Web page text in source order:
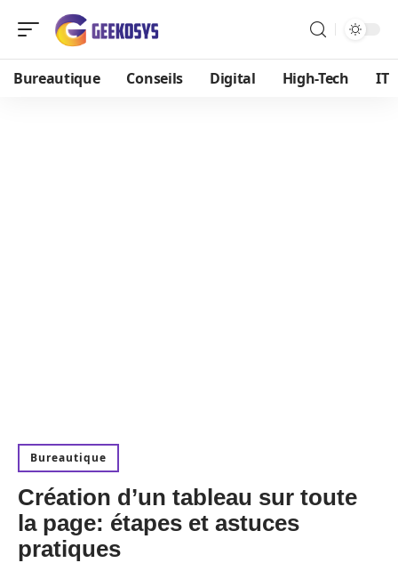
Bureautique Conseils Digital High-Tech IT
Bureautique
Création d’un tableau sur toute
la page: étapes et astuces
pratiques